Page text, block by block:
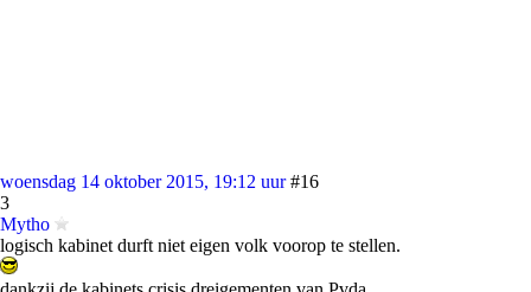
woensdag 14 oktober 2015, 19:12 uur #16
3
Mytho
logisch kabinet durft niet eigen volk voorop te stellen.